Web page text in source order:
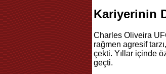
Kariyerinin
Charles Oliveira
rağmen agresif
çekti. Yıllar içinde
geçti.